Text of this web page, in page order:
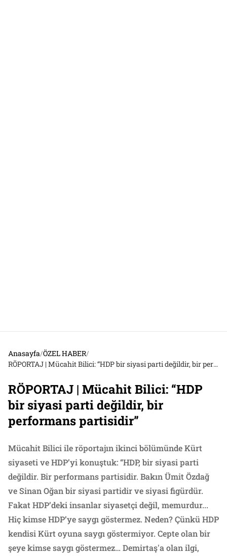
Anasayfa/ÖZEL HABER/
RÖPORTAJ | Mücahit Bilici: “HDP bir siyasi parti değildir, bir performans partisidir”
RÖPORTAJ | Mücahit Bilici: “HDP
bir siyasi parti değildir, bir
performans partisidir”
Mücahit Bilici ile röportajın ikinci bölümünde Kürt
siyaseti ve HDP’yi konuştuk: “HDP, bir siyasi parti
değildir. Bir performans partisidir. Bakın Ümit Özdağ
ve Sinan Oğan bir siyasi partidir ve siyasi figürdür.
Fakat HDP’deki insanlar siyasetçi değil, memurdur...
Hiç kimse HDP’ye saygı göstermez. Neden? Çünkü HDP
kendisi Kürt oyuna saygı göstermiyor. Cepte olan bir
şeye kimse saygı göstermez… Demirtaş'a olan ilgi,